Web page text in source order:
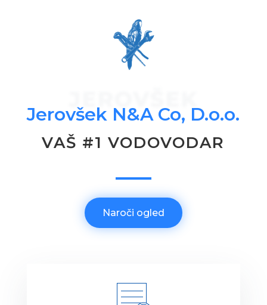
Jerovšek N&A Co, D.o.o.
VAŠ #1 VODOVODAR
Naroči ogled